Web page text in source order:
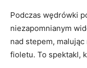
Podczas wędrówki
niezapomnianym
nad stepem,
fioletu. To spektakl,